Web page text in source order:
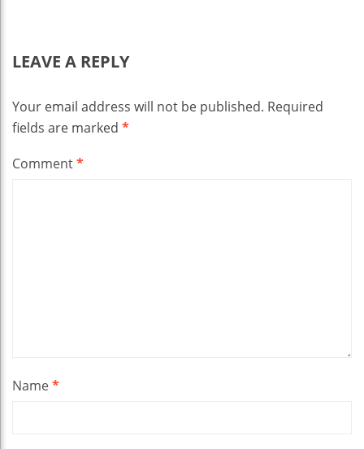
LEAVE A REPLY
Your email address will not be published. Required
fields are marked *
Comment*
Name*